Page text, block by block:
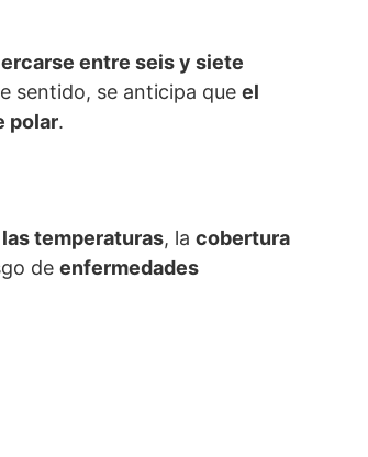
entre seis y siete
sentido, se anticipa que el
polar.
temperaturas, la cobertura
de enfermedades